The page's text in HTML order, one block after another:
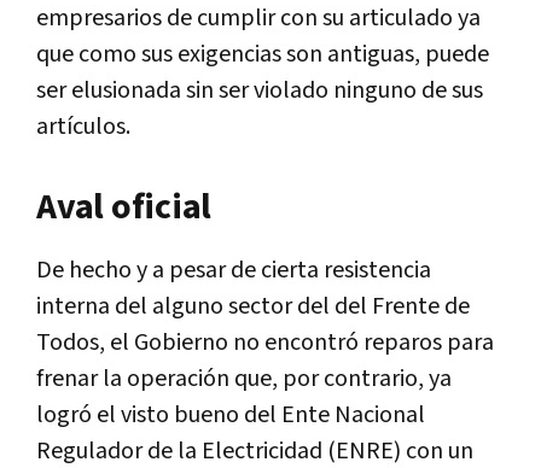
empresarios de cumplir con su articulado ya
que como sus exigencias son antiguas, puede
ser elusionada sin ser violado ninguno de sus
artículos.
Aval oficial
De hecho y a pesar de cierta resistencia
interna del alguno sector del del Frente de
Todos, el Gobierno no encontró reparos para
frenar la operación que, por contrario, ya
logró el visto bueno del Ente Nacional
Regulador de la Electricidad (ENRE) con un